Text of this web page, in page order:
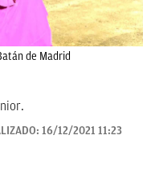
de Madrid
16/12/2021 11:23